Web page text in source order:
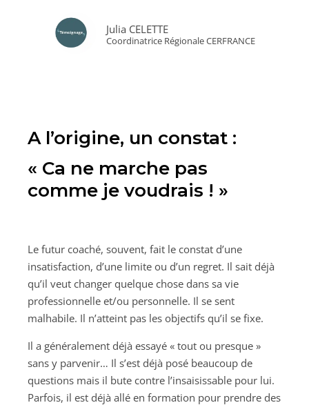
Julia CELETTE
Coordinatrice Régionale CERFRANCE
A l’origine, un constat :
« Ca ne marche pas
comme je voudrais ! »
Le futur coaché, souvent, fait le constat d’une
insatisfaction, d’une limite ou d’un regret. Il sait déjà
qu’il veut changer quelque chose dans sa vie
professionnelle et/ou personnelle. Il se sent
malhabile. Il n’atteint pas les objectifs qu’il se fixe.
Il a généralement déjà essayé « tout ou presque »
sans y parvenir… Il s’est déjà posé beaucoup de
questions mais il bute contre l’insaisissable pour lui.
Parfois, il est déjà allé en formation pour prendre des